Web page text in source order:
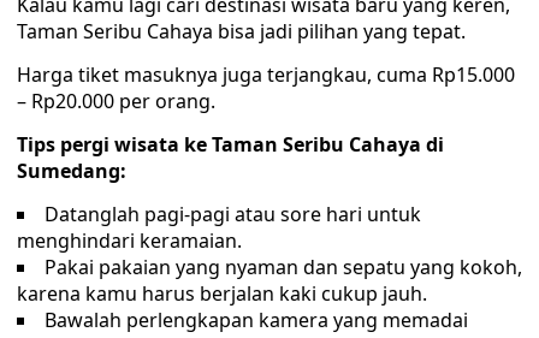
Taman Seribu Cahaya bisa jadi pilihan yang tepat.
Harga tiket masuknya juga terjangkau, cuma Rp15.000
– Rp20.000 per orang.
Tips pergi wisata ke Taman Seribu Cahaya di
Sumedang:
Datanglah pagi-pagi atau sore hari untuk
menghindari keramaian.
Pakai pakaian yang nyaman dan sepatu yang kokoh,
karena kamu harus berjalan kaki cukup jauh.
Bawalah perlengkapan kamera yang memadai